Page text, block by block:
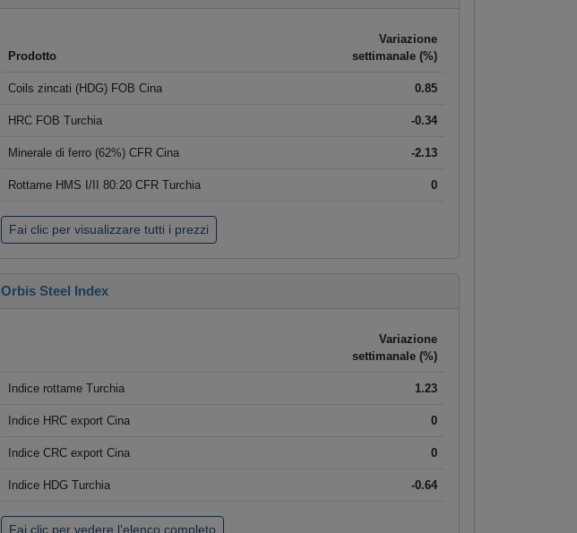
Prodotto
Variazione
settimanale (%)
Coils zincati (HDG) FOB Cina 0.85
HRC FOB Turchia -0.34
Minerale di ferro (62%) CFR Cina -2.13
Rottame HMS I/II 80:20 CFR Turchia 0
Fai clic per visualizzare tutti i prezzi
Orbis Steel Index
Variazione
settimanale (%)
Indice rottame Turchia 1.23
Indice HRC export Cina 0
Indice CRC export Cina 0
Indice HDG Turchia -0.64
Fai clic per vedere l'elenco completo